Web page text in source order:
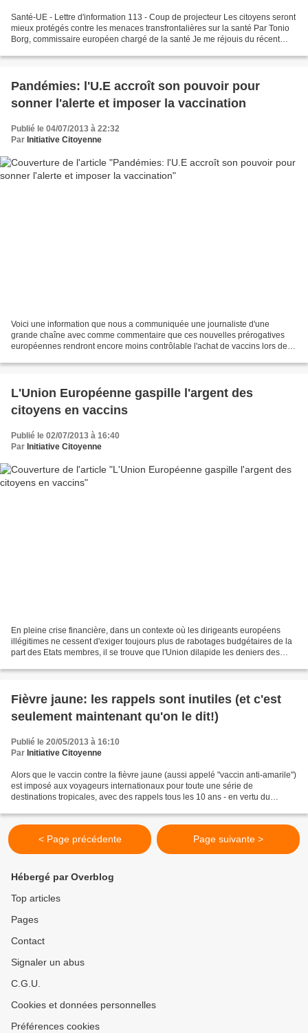
Santé-UE - Lettre d'information 113 - Coup de projecteur Les citoyens seront
mieux protégés contre les menaces transfrontalières sur la santé Par Tonio
Borg, commissaire européen chargé de la santé Je me réjouis du récent
Pandémies: l'U.E accroît son pouvoir pour
sonner l'alerte et imposer la vaccination
Publié le 04/07/2013 à 22:32
Par Initiative Citoyenne
Voici une information que nous a communiquée une journaliste d'une
grande chaîne avec comme commentaire que ces nouvelles prérogatives
européennes rendront encore moins contrôlable l'achat de vaccins lors des
L'Union Européenne gaspille l'argent des
citoyens en vaccins
Publié le 02/07/2013 à 16:40
Par Initiative Citoyenne
En pleine crise financière, dans un contexte où les dirigeants européens
illégitimes ne cessent d'exiger toujours plus de rabotages budgétaires de la
part des Etats membres, il se trouve que l'Union dilapide les deniers des
Fièvre jaune: les rappels sont inutiles (et c'est
seulement maintenant qu'on le dit!)
Publié le 20/05/2013 à 16:10
Par Initiative Citoyenne
Alors que le vaccin contre la fièvre jaune (aussi appelé "vaccin anti-amarile")
est imposé aux voyageurs internationaux pour toute une série de
destinations tropicales, avec des rappels tous les 10 ans - en vertu du
< Page précédente Page suivante >
Hébergé par Overblog
Top articles
Pages
Contact
Signaler un abus
C.G.U.
Cookies et données personnelles
Préférences cookies